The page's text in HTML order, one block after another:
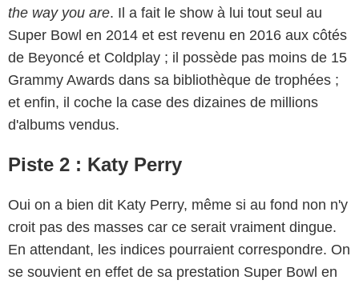
the way you are. Il a fait le show à lui tout seul au
Super Bowl en 2014 et est revenu en 2016 aux côtés
de Beyoncé et Coldplay ; il possède pas moins de 15
Grammy Awards dans sa bibliothèque de trophées ;
et enfin, il coche la case des dizaines de millions
d'albums vendus.
Piste 2 : Katy Perry
Oui on a bien dit Katy Perry, même si au fond non n'y
croit pas des masses car ce serait vraiment dingue.
En attendant, les indices pourraient correspondre. On
se souvient en effet de sa prestation Super Bowl en